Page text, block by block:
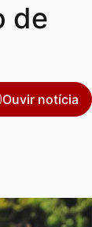
de
Ouvir notícia